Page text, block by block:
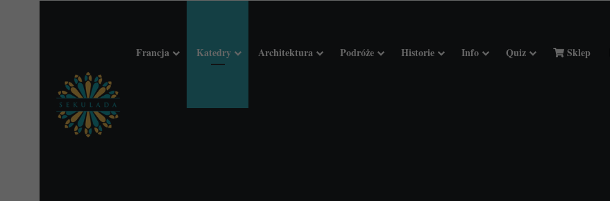
Francja Katedry Architektura Podróże Historie Info Quiz Sklep